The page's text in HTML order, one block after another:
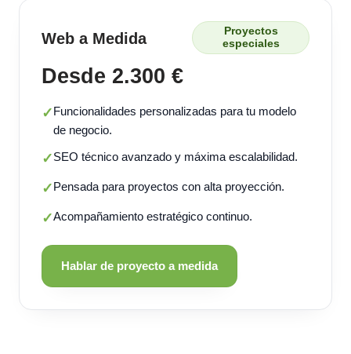
Web a Medida
Proyectos
especiales
Desde 2.300 €
✓Funcionalidades personalizadas para tu modelo
de negocio.
✓SEO técnico avanzado y máxima escalabilidad.
✓Pensada para proyectos con alta proyección.
✓Acompañamiento estratégico continuo.
Hablar de proyecto a medida